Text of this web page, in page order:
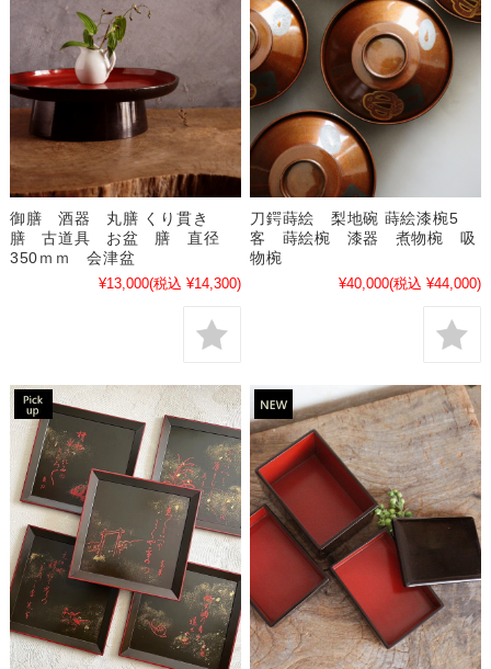
御膳 酒器 丸膳 くり貫き
膳 古道具 お盆 膳 直径
350ｍｍ 会津盆
¥13,000(税込 ¥14,300)
刀鍔蒔絵 梨地碗 蒔絵漆椀5
客 蒔絵椀 漆器 煮物椀 吸
物椀
¥40,000(税込 ¥44,000)